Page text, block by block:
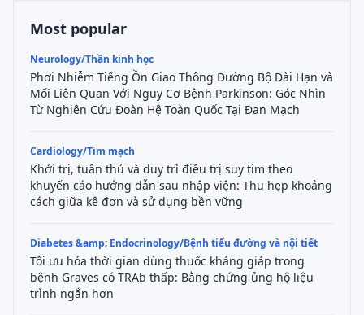
Most popular
Neurology/Thần kinh học
Phơi Nhiễm Tiếng Ồn Giao Thông Đường Bộ Dài Hạn và
Mối Liên Quan Với Nguy Cơ Bệnh Parkinson: Góc Nhìn
Từ Nghiên Cứu Đoàn Hệ Toàn Quốc Tại Đan Mạch
Cardiology/Tim mạch
Khởi trị, tuân thủ và duy trì điều trị suy tim theo
khuyến cáo hướng dẫn sau nhập viện: Thu hẹp khoảng
cách giữa kê đơn và sử dụng bền vững
Diabetes &amp; Endocrinology/Bệnh tiểu đường và nội tiết
Tối ưu hóa thời gian dùng thuốc kháng giáp trong
bệnh Graves có TRAb thấp: Bằng chứng ủng hộ liệu
trình ngắn hơn